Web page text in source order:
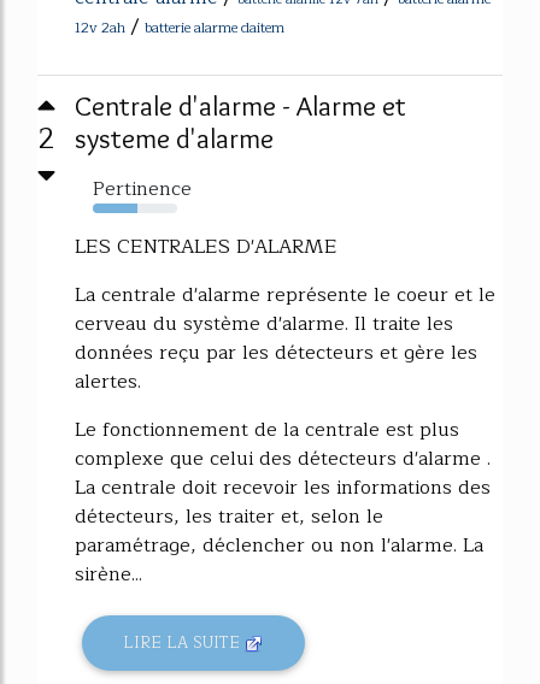
12v 2ah / batterie alarme daitem
2
Centrale d'alarme - Alarme et
systeme d'alarme
Pertinence
53%
LES CENTRALES D'ALARME
La centrale d'alarme représente le coeur et le
cerveau du système d'alarme. Il traite les
données reçu par les détecteurs et gère les
alertes.
Le fonctionnement de la centrale est plus
complexe que celui des détecteurs d'alarme .
La centrale doit recevoir les informations des
détecteurs, les traiter et, selon le
paramétrage, déclencher ou non l'alarme. La
sirène...
LIRE LA SUITE